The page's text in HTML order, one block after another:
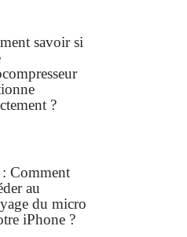
savoir si
?
Comment
au
du micro
iPhone ?